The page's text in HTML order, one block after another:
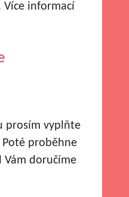
Více informací
prosím vyplňte
Poté proběhne
Vám doručíme